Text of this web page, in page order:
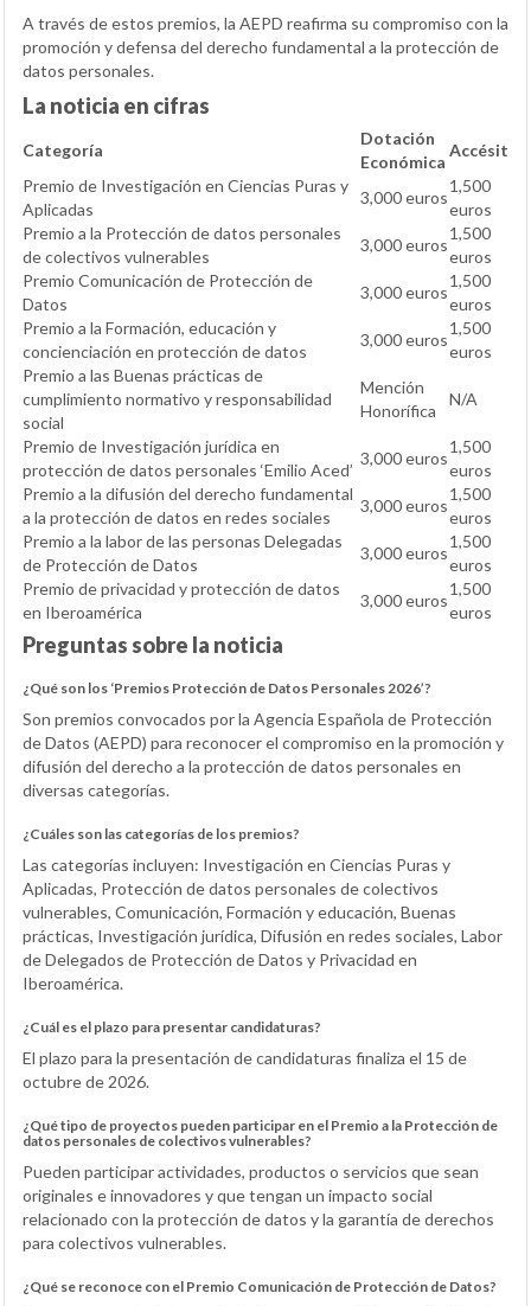
A través de estos premios, la AEPD reafirma su compromiso con la
promoción y defensa del derecho fundamental a la protección de
datos personales.
La noticia en cifras
Categoría
Dotación
Económica
Accésit
Premio de Investigación en Ciencias Puras y
Aplicadas
3,000 euros
1,500
euros
Premio a la Protección de datos personales
de colectivos vulnerables
3,000 euros
1,500
euros
Premio Comunicación de Protección de
Datos
3,000 euros
1,500
euros
Premio a la Formación, educación y
concienciación en protección de datos
3,000 euros
1,500
euros
Premio a las Buenas prácticas de
cumplimiento normativo y responsabilidad
social
Mención
Honorífica
N/A
Premio de Investigación jurídica en
protección de datos personales ‘Emilio Aced’
3,000 euros
1,500
euros
Premio a la difusión del derecho fundamental
a la protección de datos en redes sociales
3,000 euros
1,500
euros
Premio a la labor de las personas Delegadas
de Protección de Datos
3,000 euros
1,500
euros
Premio de privacidad y protección de datos
en Iberoamérica
3,000 euros
1,500
euros
Preguntas sobre la noticia
¿Qué son los ‘Premios Protección de Datos Personales 2026’?
Son premios convocados por la Agencia Española de Protección
de Datos (AEPD) para reconocer el compromiso en la promoción y
difusión del derecho a la protección de datos personales en
diversas categorías.
¿Cuáles son las categorías de los premios?
Las categorías incluyen: Investigación en Ciencias Puras y
Aplicadas, Protección de datos personales de colectivos
vulnerables, Comunicación, Formación y educación, Buenas
prácticas, Investigación jurídica, Difusión en redes sociales, Labor
de Delegados de Protección de Datos y Privacidad en
Iberoamérica.
¿Cuál es el plazo para presentar candidaturas?
El plazo para la presentación de candidaturas finaliza el 15 de
octubre de 2026.
¿Qué tipo de proyectos pueden participar en el Premio a la Protección de
datos personales de colectivos vulnerables?
Pueden participar actividades, productos o servicios que sean
originales e innovadores y que tengan un impacto social
relacionado con la protección de datos y la garantía de derechos
para colectivos vulnerables.
¿Qué se reconoce con el Premio Comunicación de Protección de Datos?